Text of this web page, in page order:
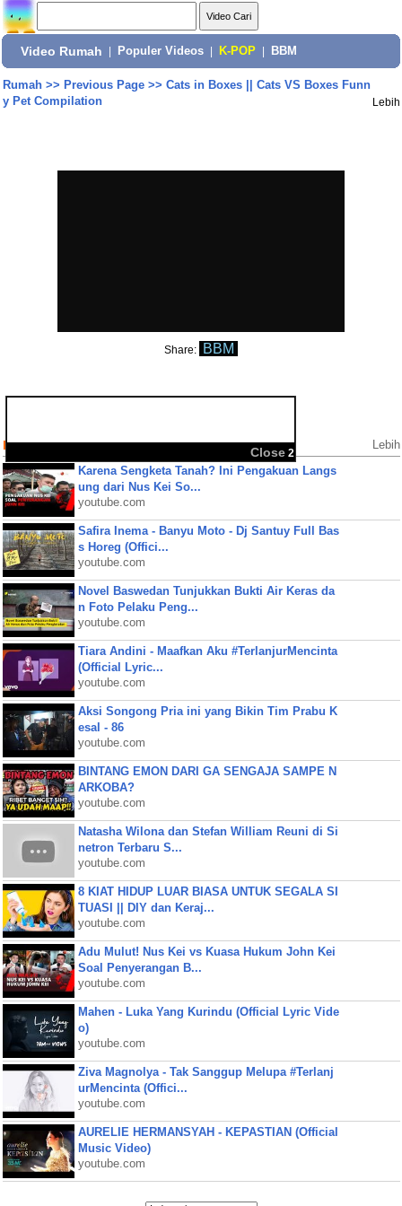
Video Rumah Populer Videos K-POP BBM
Rumah>> Previous Page>> Cats in Boxes || Cats VS Boxes Funn
y Pet Compilation
Lebih
Close 2
Share: BBM
Populer Videos Lebih
Karena Sengketa Tanah? Ini Pengakuan Langs
ung dari Nus Kei So...
youtube.com
Safira Inema - Banyu Moto - Dj Santuy Full Bas
s Horeg (Offici...
youtube.com
Novel Baswedan Tunjukkan Bukti Air Keras da
n Foto Pelaku Peng...
youtube.com
Tiara Andini - Maafkan Aku #TerlanjurMencinta
(Official Lyric...
youtube.com
Aksi Songong Pria ini yang Bikin Tim Prabu K
esal - 86
youtube.com
BINTANG EMON DARI GA SENGAJA SAMPE N
ARKOBA?
youtube.com
Natasha Wilona dan Stefan William Reuni di Si
netron Terbaru S...
youtube.com
8 KIAT HIDUP LUAR BIASA UNTUK SEGALA SI
TUASI || DIY dan Keraj...
youtube.com
Adu Mulut! Nus Kei vs Kuasa Hukum John Kei
Soal Penyerangan B...
youtube.com
Mahen - Luka Yang Kurindu (Official Lyric Vide
o)
youtube.com
Ziva Magnolya - Tak Sanggup Melupa #Terlanj
urMencinta (Offici...
youtube.com
AURELIE HERMANSYAH - KEPASTIAN (Official
Music Video)
youtube.com